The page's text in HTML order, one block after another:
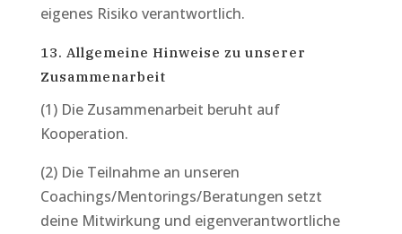
eigenes Risiko verantwortlich.
13. Allgemeine Hinweise zu unserer
Zusammenarbeit
(1) Die Zusammenarbeit beruht auf
Kooperation.
(2) Die Teilnahme an unseren
Coachings/Mentorings/Beratungen setzt
deine Mitwirkung und eigenverantwortliche